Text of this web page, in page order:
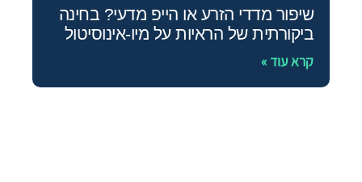
שיפור מדדי הזרע או הייפ מדעי? בחינה
ביקורתית של הראיות על מיו‑אינוסיטול
קרא עוד »